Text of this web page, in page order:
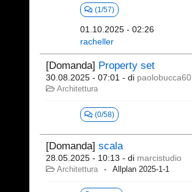
(1/57)
01.10.2025 - 02:26
racheller
[Domanda] Property set
30.08.2025 - 07:01 - di paolobucca60
Architettura
(0/58)
[Domanda] scala
28.05.2025 - 10:13 - di marcistudio
Architettura Allplan 2025-1-1